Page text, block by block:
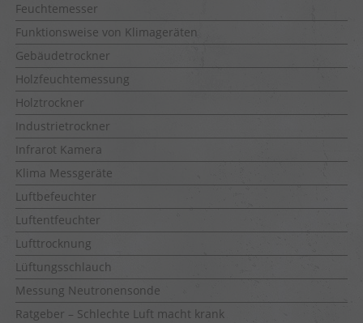
Feuchtemesser
Funktionsweise von Klimageräten
Gebäudetrockner
Holzfeuchtemessung
Holztrockner
Industrietrockner
Infrarot Kamera
Klima Messgeräte
Luftbefeuchter
Luftentfeuchter
Lufttrocknung
Lüftungsschlauch
Messung Neutronensonde
Ratgeber – Schlechte Luft macht krank